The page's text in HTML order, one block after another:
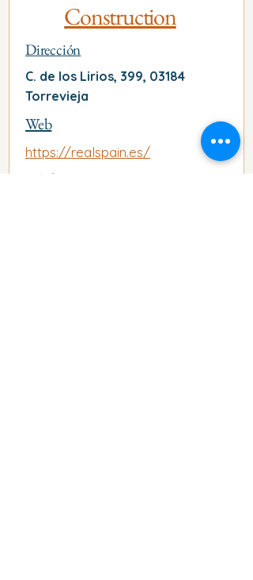
Construction
Dirección
C. de los Lirios, 399, 03184
Torrevieja
Web
https://realspain.es/
Telefono